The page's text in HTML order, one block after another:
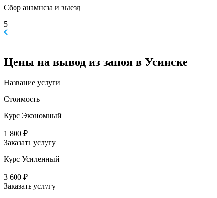
Сбор анамнеза и выезд
5
Цены на вывод из запоя в Усинске
Название услуги
Стоимость
Курс Экономный
1 800 ₽
Заказать услугу
Курс Усиленный
3 600 ₽
Заказать услугу